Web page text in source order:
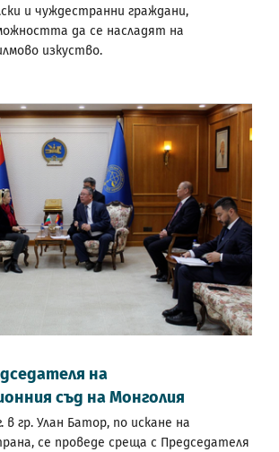
и чуждестранни граждани,
да се насладят на
изкуство.
на
съд на Монголия
в гр. Улан Батор, по искане на
се проведе среща с Председателя